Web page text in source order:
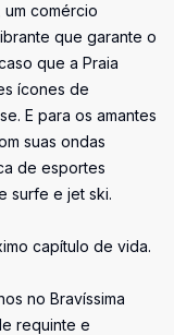
comércio
que garante o
que a Praia
ícones de
E para os amantes
suas ondas
de esportes
surfe e jet ski.
capítulo de vida.
no Bravíssima
requinte e